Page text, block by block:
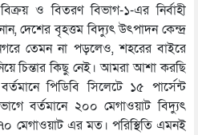
ও বিতরণ বিভাগ-১-এর নির্বাহী
দেশের বৃহত্তম বিদ্যুৎ উৎপাদন কেন্দ্র
তেমন না পড়লেও, শহরের বাইরে
চিন্তার কিছু নেই। আমরা আশা করছি
পিডিবি সিলেটে ১৫ পার্সেন্ট
বর্তমানে ২০০ মেগাওয়াট বিদ্যুৎ
মেগাওয়াট এর মত। পরিস্থিতি এমনই